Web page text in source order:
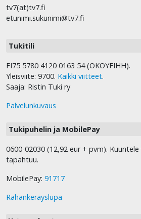
tv7(at)tv7.fi
etunimi.sukunimi@tv7.fi
Tukitili
FI75 5780 4120 0163 54 (OKOYFIHH).
Yleisviite: 9700. Kaikki viitteet.
Saaja: Ristin Tuki ry
Palvelunkuvaus
Tukipuhelin ja MobilePay
0600-02030 (12,92 eur + pvm).
tapahtuu.
MobilePay: 91717
Rahankeräyslupa